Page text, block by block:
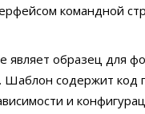
командной
являет образец для
Шаблон содержит код
и